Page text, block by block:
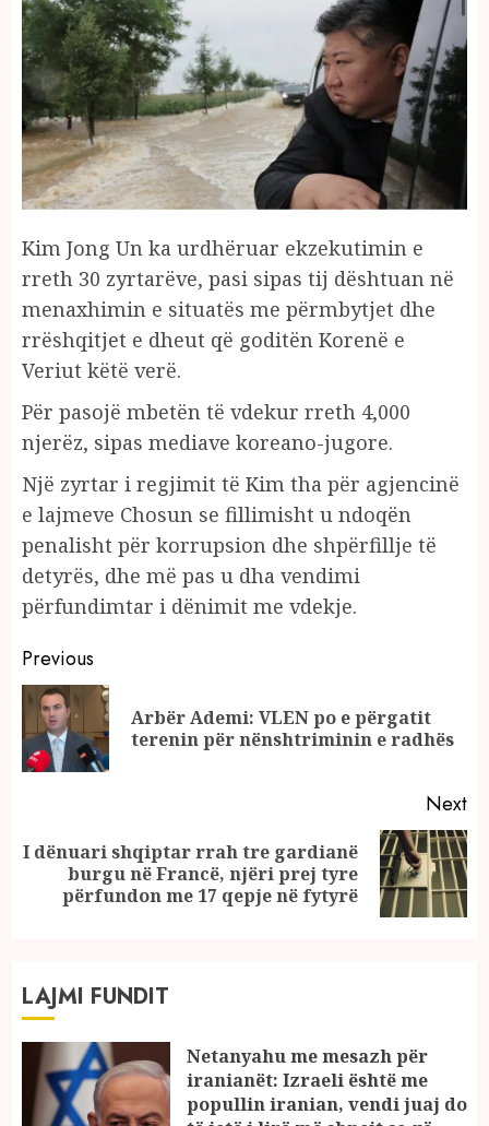
Kim Jong Un ka urdhëruar ekzekutimin e
rreth 30 zyrtarëve, pasi sipas tij dështuan në
menaxhimin e situatës me përmbytjet dhe
rrëshqitjet e dheut që goditën Korenë e
Veriut këtë verë.
Për pasojë mbetën të vdekur rreth 4,000
njerëz, sipas mediave koreano-jugore.
Një zyrtar i regjimit të Kim tha për agjencinë
e lajmeve Chosun se fillimisht u ndoqën
penalisht për korrupsion dhe shpërfillje të
detyrës, dhe më pas u dha vendimi
përfundimtar i dënimit me vdekje.
Continue
Reading
Previous
Arbër Ademi: VLEN po e përgatit
terenin për nënshtriminin e radhës
Next
Next
post:
I dënuari shqiptar rrah tre gardianë
burgu në Francë, njëri prej tyre
përfundon me 17 qepje në fytyrë
LAJMI FUNDIT
Netanyahu me mesazh për
iranianët: Izraeli është me
popullin iranian, vendi juaj do